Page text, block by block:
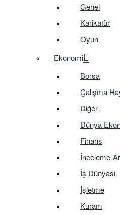
Genel
Karikatür
Oyun
Ekonomi
Borsa
Çalışma
Diğer
Dünya
Finans
İnceleme-
İş Dünyası
İşletme
Kuram